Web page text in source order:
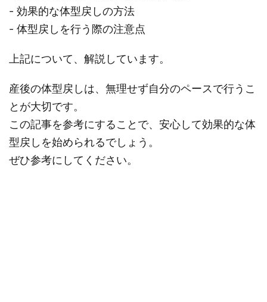
- 効果的な体型戻しの方法
- 体型戻しを行う際の注意点
上記について、解説しています。
産後の体型戻しは、無理せず自分のペースで行うこ
とが大切です。
この記事を参考にすることで、安心して効果的な体
型戻しを始められるでしょう。
ぜひ参考にしてください。